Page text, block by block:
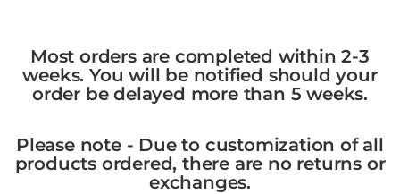
Most orders are completed within 2-3
weeks. You will be notified should your
order be delayed more than 5 weeks.
Please note - Due to customization of all
products ordered, there are no returns or
exchanges.